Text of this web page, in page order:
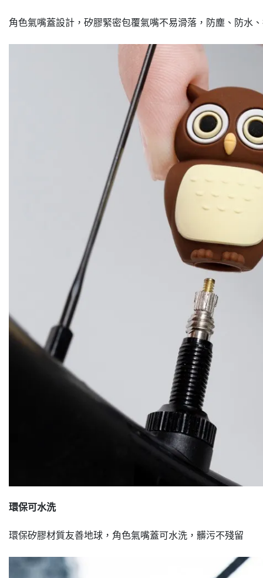
角色氣嘴蓋設計，矽膠緊密包覆氣嘴不易滑落，防塵、防水
環保可水洗
環保矽膠材質友善地球，角色氣嘴蓋可水洗，髒污不殘留